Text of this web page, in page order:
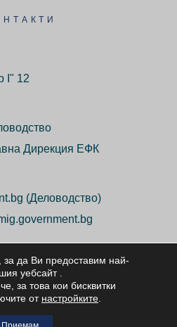
I" 12
Дирекция ЕФК
(Деловодство)
ALL RIGHTS
за да Ви предоставим най-
уебсайт.
за това кои бисквитки
от настройките